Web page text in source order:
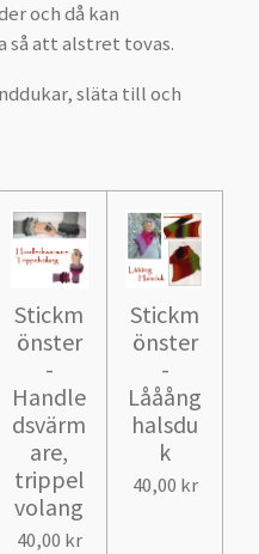
och då kan
så att alstret tovas.
släta till och
Stickm
önster
-
Handle
dsvärm
are,
trippel
volang
40,00 kr
Stickm
önster
-
Lååång
halsdu
k
40,00 kr